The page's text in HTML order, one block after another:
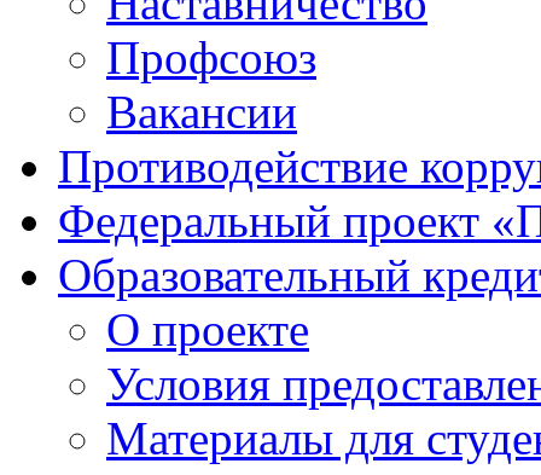
Профсоюз
Вакансии
Противодействие
Федеральный проект
Образовательный
О проекте
Условия
Материалы для